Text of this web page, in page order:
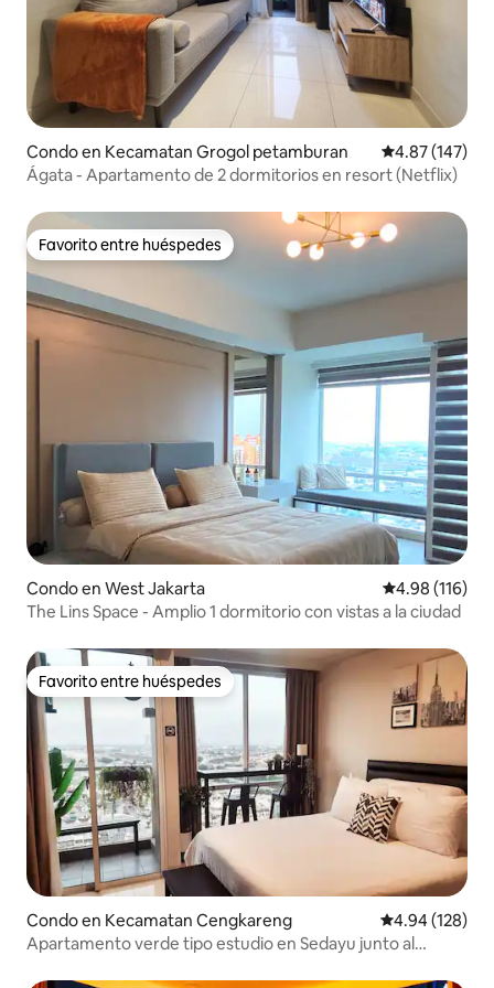
Condo en Kecamatan Grogol petamburan Calificación
4.87 (147)
Ágata - Apartamento de 2 dormitorios en resort (Netflix)
Favorito entre huéspedes
Favorito entre huéspedes
Condo en West Jakarta Calificación
4.98 (116)
The Lins Space - Amplio 1 dormitorio con vistas a la ciudad
Favorito entre huéspedes
Favorito entre huéspedes
Condo en Kecamatan Cengkareng Calificación
4.94 (128)
Apartamento verde tipo estudio en Sedayu junto al